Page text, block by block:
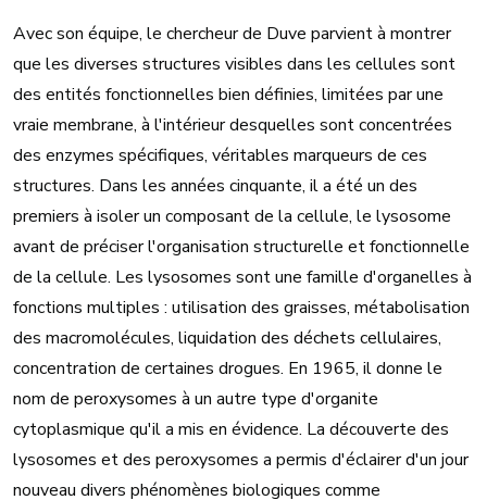
Avec son équipe, le chercheur de Duve parvient à montrer
que les diverses structures visibles dans les cellules sont
des entités fonctionnelles bien définies, limitées par une
vraie membrane, à l'intérieur desquelles sont concentrées
des enzymes spécifiques, véritables marqueurs de ces
structures. Dans les années cinquante, il a été un des
premiers à isoler un composant de la cellule, le lysosome
avant de préciser l'organisation structurelle et fonctionnelle
de la cellule. Les lysosomes sont une famille d'organelles à
fonctions multiples : utilisation des graisses, métabolisation
des macromolécules, liquidation des déchets cellulaires,
concentration de certaines drogues. En 1965, il donne le
nom de peroxysomes à un autre type d'organite
cytoplasmique qu'il a mis en évidence. La découverte des
lysosomes et des peroxysomes a permis d'éclairer d'un jour
nouveau divers phénomènes biologiques comme